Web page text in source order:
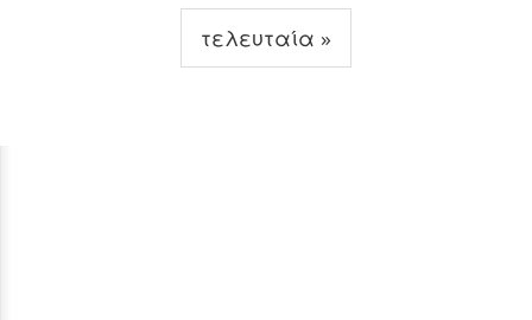
τελευταία »